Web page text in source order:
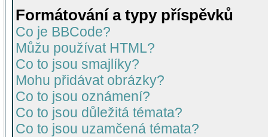
Formátování a typy příspěvků
Co je BBCode?
Můžu používat HTML?
Co to jsou smajlíky?
Mohu přidávat obrázky?
Co to jsou oznámení?
Co to jsou důležitá témata?
Co to jsou uzamčená témata?